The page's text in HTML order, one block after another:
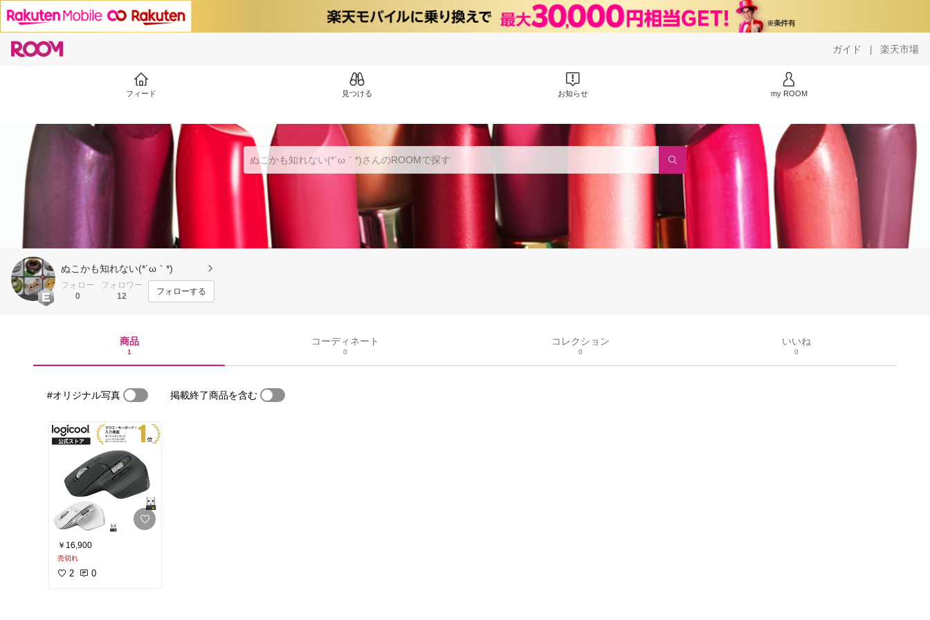
ガイド | 楽天市場
フィード 見つける お知らせ my ROOM
ぬこかも知れない(*´ω｀*)
フォロー
0
フォロワー
12
フォローする
商品
1
コーディネート
0
コレクション
0
いいね
0
#オリジナル写真 掲載終了商品を含む
￥16,900
売切れ
2 0